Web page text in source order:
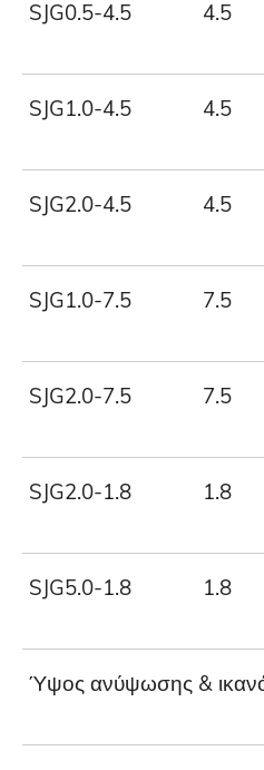
SJG0.5-4.5 4.5
SJG1.0-4.5 4.5
SJG2.0-4.5 4.5
SJG1.0-7.5 7.5
SJG2.0-7.5 7.5
SJG2.0-1.8 1.8
SJG5.0-1.8 1.8
Ύψος ανύψωσης &